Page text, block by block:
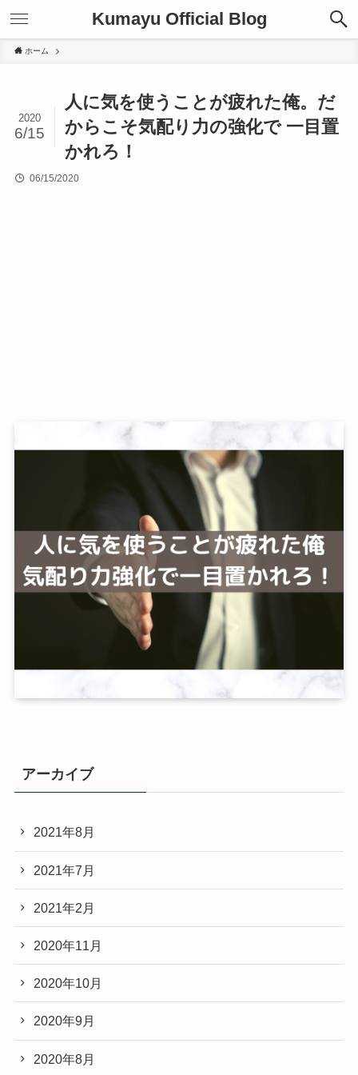
Kumayu Official Blog
ホーム
人に気を使うことが疲れた俺。だ
からこそ気配り力の強化で 一目置
かれろ！
2020
6/15
06/15/2020
アーカイブ
2021年8月
2021年7月
2021年2月
2020年11月
2020年10月
2020年9月
2020年8月